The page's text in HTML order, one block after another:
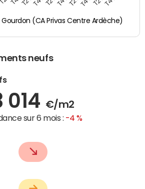
Gourdon (CA Privas Centre Ardèche)
neufs
014 €/m2
sur 6 mois : -4 %